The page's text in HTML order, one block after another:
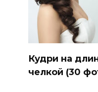
Кудри на
челкой (30